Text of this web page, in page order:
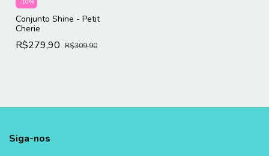
Conjunto Shine - Petit
Cherie
R$279,90 R$309,90
Siga-nos